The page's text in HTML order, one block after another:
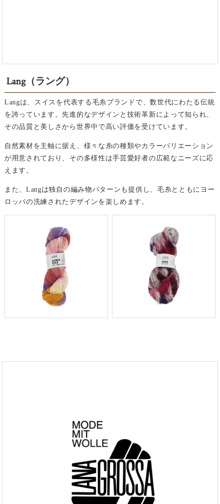
Lang（ラング）
Langは、スイスを代表する毛糸ブランドで、数世代にわたる伝統
を誇っています。先進的なデザインと技術革新によって知られ、
その品質と美しさから世界中で高い評価を受けています。
自然素材を主軸に据え、様々な糸の種類やカラーバリエーション
が用意されており、その多様性は手芸愛好者の広範なニーズに応
えます。
また、Langは独自の編み物パターンも提供し、毛糸とともにヨー
ロッパの洗練されたデザインを楽しめます。